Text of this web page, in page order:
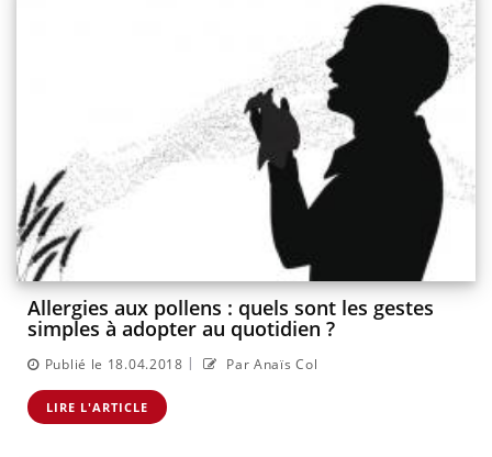
Allergies aux pollens : quels sont les gestes
simples à adopter au quotidien ?
Publié le 18.04.2018 | Par Anaïs Col
LIRE L'ARTICLE